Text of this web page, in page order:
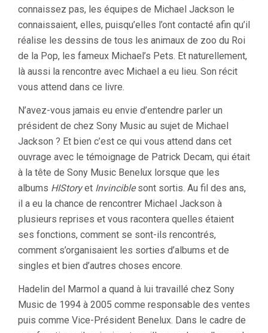
connaissez pas, les équipes de Michael Jackson le
connaissaient, elles, puisqu’elles l’ont contacté afin qu’il
réalise les dessins de tous les animaux de zoo du Roi
de la Pop, les fameux Michael’s Pets. Et naturellement,
là aussi la rencontre avec Michael a eu lieu. Son récit
vous attend dans ce livre.
N’avez-vous jamais eu envie d’entendre parler un
président de chez Sony Music au sujet de Michael
Jackson ? Et bien c’est ce qui vous attend dans cet
ouvrage avec le témoignage de Patrick Decam, qui était
à la tête de Sony Music Benelux lorsque que les
albums HIStoryet Invinciblesont sortis. Au fil des ans,
il a eu la chance de rencontrer Michael Jackson à
plusieurs reprises et vous racontera quelles étaient
ses fonctions, comment se sont-ils rencontrés,
comment s’organisaient les sorties d’albums et de
singles et bien d’autres choses encore.
Hadelin del Marmol a quand à lui travaillé chez Sony
Music de 1994 à 2005 comme responsable des ventes
puis comme Vice-Président Benelux. Dans le cadre de